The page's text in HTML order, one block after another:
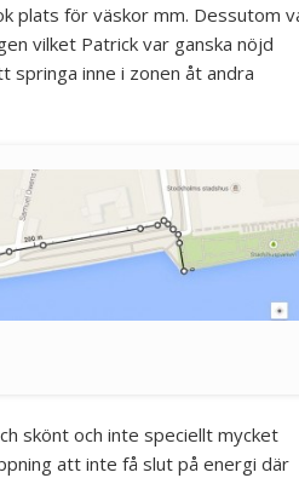
plats för väskor mm. Dessutom
vilket Patrick var ganska nöjd
springa inne i zonen åt andra
skönt och inte speciellt mycket
att inte få slut på energi där